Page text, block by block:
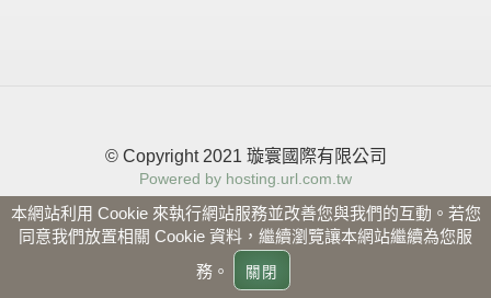
© Copyright 2021 璇寰國際有限公司
Powered by hosting.url.com.tw
本網站利用 Cookie 來執行網站服務並改善您與我們的互動。若您
同意我們放置相關 Cookie 資料，繼續瀏覽讓本網站繼續為您服
務。